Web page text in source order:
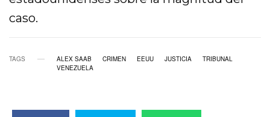
caso.
TAGS ALEX SAAB CRIMEN EEUU JUSTICIA
TRIBUNAL
VENEZUELA